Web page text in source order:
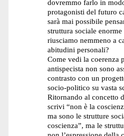
dovremmo farlo in
protagonisti del futuro
sarà mai possibile
struttura sociale
riusciamo nemmeno a
abitudini personali?
Come vedi la coerenza
antispecista non sono
contrasto con un
socio-politico su vasta
Ritornando al concetto
scrivi “non è la
ma sono le strutture
coscienza”, ma le